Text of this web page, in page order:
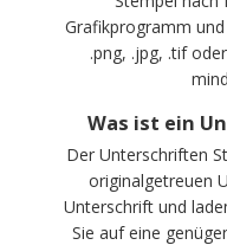
Grafikprogramm
.png, .jpg, .tif
Was ist ein
Der Unterschriften
originalgetreuen
Unterschrift und
Sie auf eine